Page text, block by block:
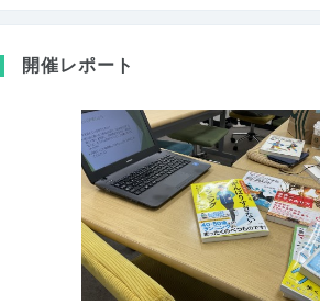
開催レポート